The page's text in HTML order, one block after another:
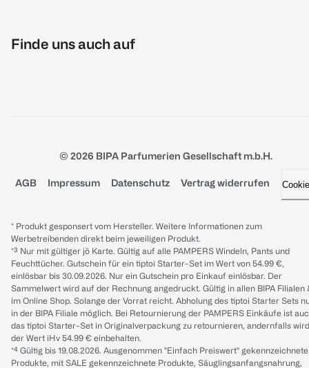
Finde uns auch auf
© 2026 BIPA Parfumerien Gesellschaft m.b.H.
AGB Impressum Datenschutz Vertrag widerrufen
* Produkt gesponsert vom Hersteller. Weitere Informationen zum
Werbetreibenden direkt beim jeweiligen Produkt.
*³ Nur mit gültiger jö Karte. Gültig auf alle PAMPERS Windeln, Pants und
Feuchttücher. Gutschein für ein tiptoi Starter-Set im Wert von 54.99 €,
einlösbar bis 30.09.2026. Nur ein Gutschein pro Einkauf einlösbar. Der
Sammelwert wird auf der Rechnung angedruckt. Gültig in allen BIPA Filialen
im Online Shop. Solange der Vorrat reicht. Abholung des tiptoi Starter Sets
in der BIPA Filiale möglich. Bei Retournierung der PAMPERS Einkäufe ist
das tiptoi Starter-Set in Originalverpackung zu retournieren, andernfalls wird
der Wert iHv 54.99 € einbehalten.
*⁴ Gültig bis 19.08.2026. Ausgenommen "Einfach Preiswert" gekennzeichnete
Produkte, mit SALE gekennzeichnete Produkte, Säuglingsanfangsnahrung,